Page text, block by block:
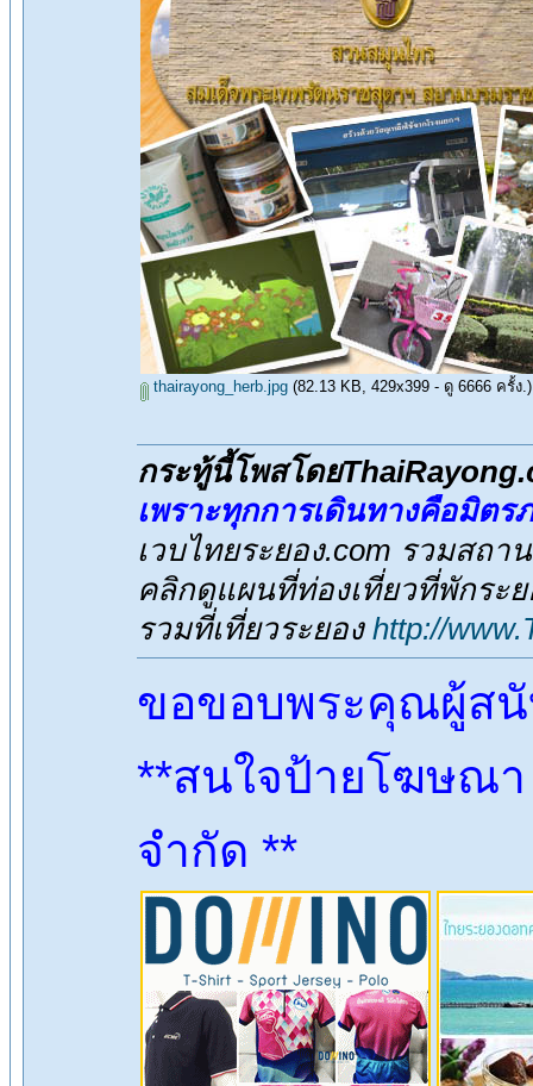
thairayong_herb.jpg (82.13 KB, 429x399 - ดู 6666 ครั้ง.)
กระทู้นี้โพสโดย
เพราะทุกการเดินทางคือมิตร
เวบไทยระยอง.com รวมสถ
คลิกดูแผนที่ท่องเที่ยวที่พักระ
รวมที่เที่ยวระยอง http://
ขอขอบพระคุณผู้สนั
**สนใจป้ายโฆษณ
จำกัด **